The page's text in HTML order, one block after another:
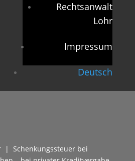
Rechtsanwalt
Lohr
Impressum
Deutsch
| Schenkungssteuer bei